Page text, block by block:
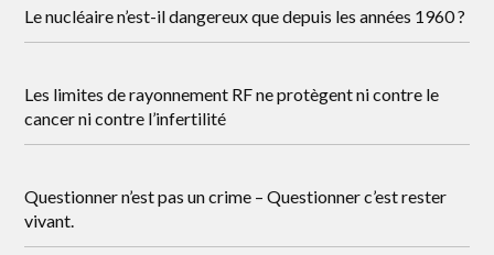
Le nucléaire n’est-il dangereux que depuis les années 1960 ?
Les limites de rayonnement RF ne protègent ni contre le
cancer ni contre l’infertilité
Questionner n’est pas un crime – Questionner c’est rester
vivant.